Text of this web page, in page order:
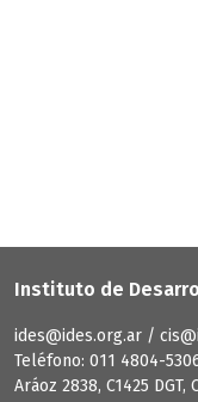
Instituto de
ides@ides.org.ar /
Teléfono: 011 4804-
Aráoz 2838, C1425